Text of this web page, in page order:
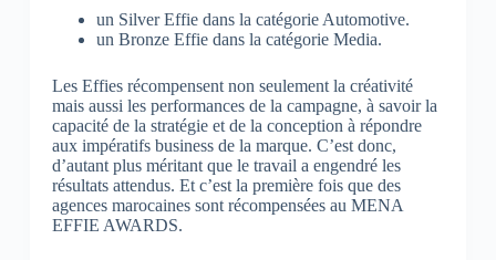
un Silver Effie dans la catégorie Automotive.
un Bronze Effie dans la catégorie Media.
Les Effies récompensent non seulement la créativité
mais aussi les performances de la campagne, à savoir la
capacité de la stratégie et de la conception à répondre
aux impératifs business de la marque. C’est donc,
d’autant plus méritant que le travail a engendré les
résultats attendus. Et c’est la première fois que des
agences marocaines sont récompensées au MENA
EFFIE AWARDS.